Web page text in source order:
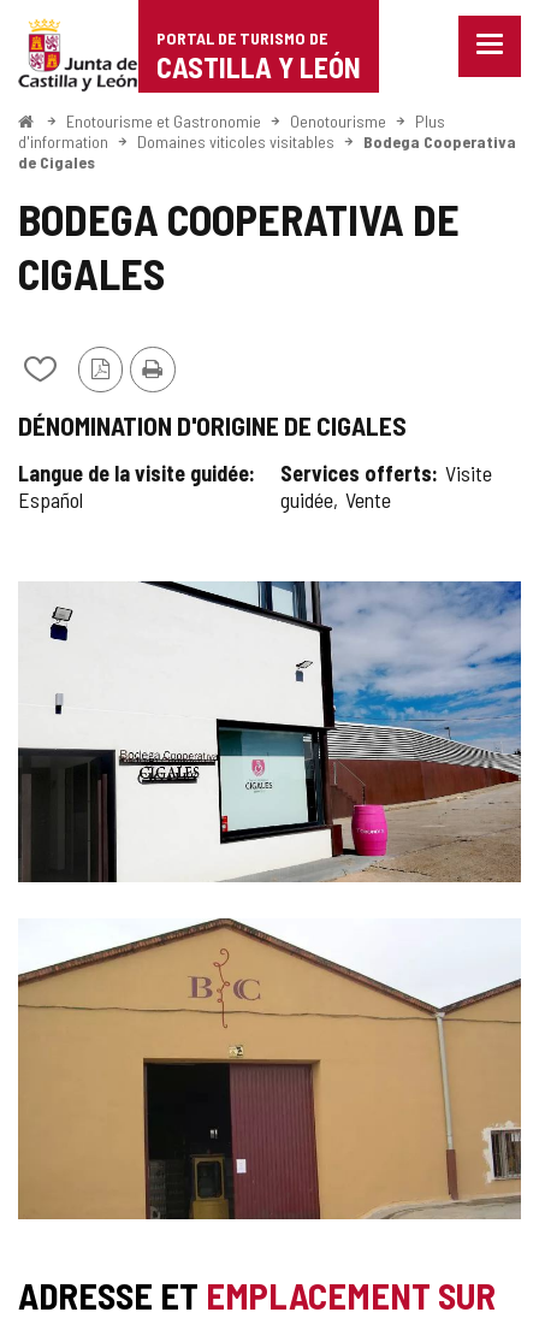
Portal
de
Turismo
de
Castilla
León
PORTAL DE TURISMO DE
CASTILLA Y LEÓN
Menu
<
Accueil
Enotourisme et Gastronomie Oenotourisme
Plus
d'information
Domaines viticoles visitables
Bodega Cooperativa
de Cigales
BODEGA COOPERATIVA DE
CIGALES
Ajouter/retirer
contenu
cahiers
VersionImprimer
DÉNOMINATION D'ORIGINE DE CIGALES
Langue de la visite guidée
Español
Services offerts Visite
guidée Vente
GALERIE
DES
IMAGES
ADRESSE ET EMPLACEMENT SUR